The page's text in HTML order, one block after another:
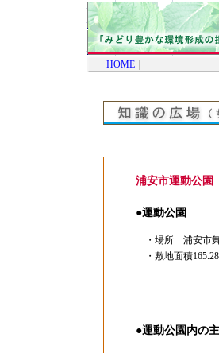
HOME
浦安市運動公園
●運動公園
・場所 浦安市
・敷地面積
●運動公園内の